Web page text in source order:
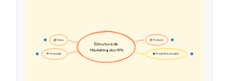
📦 Produto 16
💰 Preço
16
🏪 Praça (Distribuição) 17
📢 Promoção
17
Estrutura de
Marketing dos 4Ps